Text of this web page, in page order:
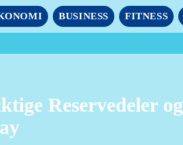
BUSINESS FITNESS
Reservedeler og